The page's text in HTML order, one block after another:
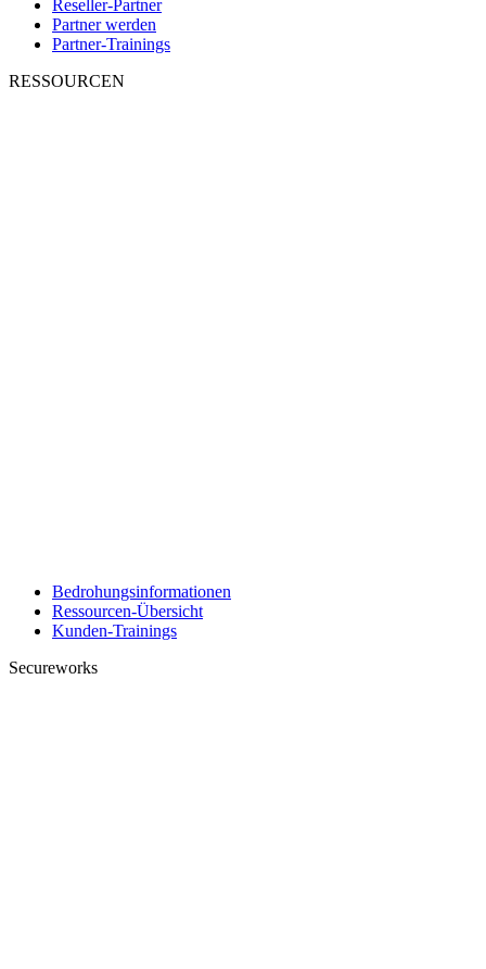
Reseller-Partner
Partner werden
Partner-Trainings
RESSOURCEN
Bedrohungsinformationen
Ressourcen-Übersicht
Kunden-Trainings
Secureworks